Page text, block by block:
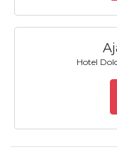
Hotel